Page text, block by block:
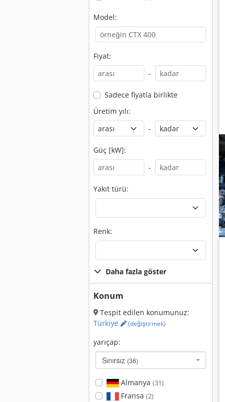
Model:
Fiyat:
-
Sadece fiyatla birlikte
Üretim yılı:
-
Güç [kW]:
-
Yakıt türü:
Renk:
Daha fazla göster
Konum
Tespit edilen konumunuz:
Türkiye
(değiştirmek)
yarıçap:
Sınırsız (36)
Almanya (31)
Fransa (2)